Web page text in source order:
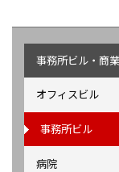
事務所ビル・商
オフィスビル
事務所ビル
病院